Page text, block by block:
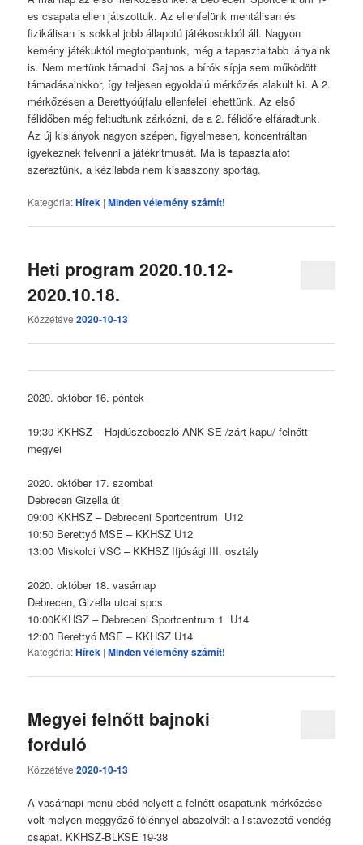
es csapata ellen játszottuk. Az ellenfelünk mentálisan és
fizikálisan is sokkal jobb állapotú játékosokból áll. Nagyon
kemény játékuktól megtorpantunk, még a tapasztaltabb lányaink
is. Nem mertünk támadni. Sajnos a bírók sípja sem működött
támadásainkkor, így teljesen egyoldalú mérkőzés alakult ki. A 2.
mérkőzésen a Berettyóújfalu ellenfelei lehettünk. Az első
félidőben még feltudtunk zárkózni, de a 2. félidőre elfáradtunk.
Az új kislányok nagyon szépen, figyelmesen, koncentráltan
igyekeznek felvenni a játékritmusát. Ma is tapasztalatot
szereztünk, a kézilabda nem kisasszony sportág.
Kategória:Hírek |Minden vélemény számít!
Heti program 2020.10.12-
2020.10.18.
Közzétéve2020-10-13
2020. október 16. péntek
19:30 KKHSZ – Hajdúszoboszló ANK SE /zárt kapu/ felnőtt
megyei
2020. október 17. szombat
Debrecen Gizella út
09:00 KKHSZ – Debreceni Sportcentrum U12
10:50 Berettyó MSE – KKHSZ U12
13:00 Miskolci VSC – KKHSZ Ifjúsági III. osztály
2020. október 18. vasárnap
Debrecen, Gizella utcai spcs.
10:00KKHSZ – Debreceni Sportcentrum 1 U14
12:00 Berettyó MSE – KKHSZ U14
Kategória:Hírek |Minden vélemény számít!
Megyei felnőtt bajnoki
forduló
Közzétéve2020-10-13
A vasárnapi menü ebéd helyett a felnőtt csapatunk mérkőzése
volt melyen meggyőző fölénnyel abszolvált a listavezető vendég
csapat. KKHSZ-BLKSE 19-38